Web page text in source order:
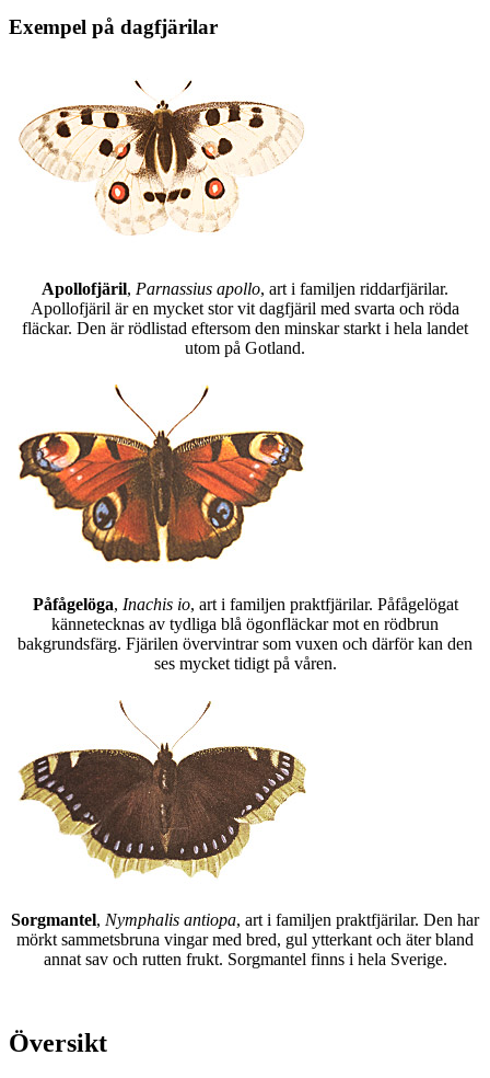
Exempel på dagfjärilar
Apollofjäril, Parnassius apollo, art i familjen riddarfjärilar.
Apollofjäril är en mycket stor vit dagfjäril med svarta och röda
fläckar. Den är rödlistad eftersom den minskar starkt i hela landet
utom på Gotland.
Påfågelöga, Inachis io, art i familjen praktfjärilar. Påfågelögat
kännetecknas av tydliga blå ögonfläckar mot en rödbrun
bakgrundsfärg. Fjärilen övervintrar som vuxen och därför kan den
ses mycket tidigt på våren.
Sorgmantel, Nymphalis antiopa, art i familjen praktfjärilar. Den har
mörkt sammetsbruna vingar med bred, gul ytterkant och äter bland
annat sav och rutten frukt. Sorgmantel finns i hela Sverige.
Översikt